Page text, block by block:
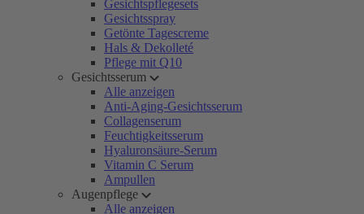
Gesichtspflegesets
Gesichtsspray
Getönte Tagescreme
Hals & Dekolleté
Pflege mit Q10
Gesichtsserum
Alle anzeigen
Anti-Aging-Gesichtsserum
Collagenserum
Feuchtigkeitsserum
Hyaluronsäure-Serum
Vitamin C Serum
Ampullen
Augenpflege
Alle anzeigen